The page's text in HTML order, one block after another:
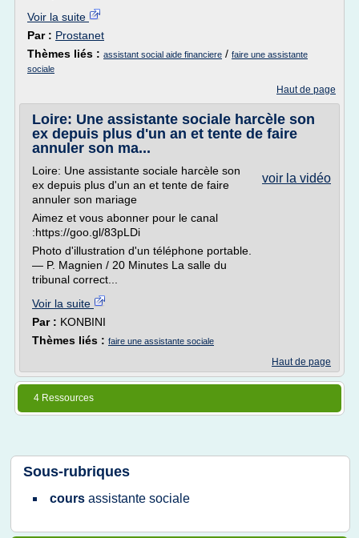
Voir la suite
Par : Prostanet
Thèmes liés : assistant social aide financiere / faire une assistante
sociale
Haut de page
Loire: Une assistante sociale harcèle son
ex depuis plus d'un an et tente de faire
annuler son ma...
voir la vidéo
Loire: Une assistante sociale harcèle son
ex depuis plus d'un an et tente de faire
annuler son mariage
Aimez et vous abonner pour le canal
:https://goo.gl/83pLDi
Photo d'illustration d'un téléphone portable.
— P. Magnien / 20 Minutes La salle du
tribunal correct...
Voir la suite
Par : KONBINI
Thèmes liés : faire une assistante sociale
Haut de page
4 Ressources
Sous-rubriques
cours assistante sociale